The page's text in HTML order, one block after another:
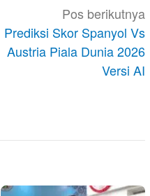
Pos berikutnya
Prediksi Skor Spanyol Vs
Austria Piala Dunia 2026
Versi AI